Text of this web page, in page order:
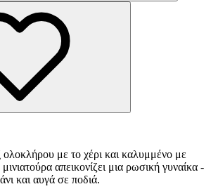
με το χέρι και καλυμμένο με
απεικονίζει μια ρωσική γυναίκα -
και αυγά σε ποδιά.